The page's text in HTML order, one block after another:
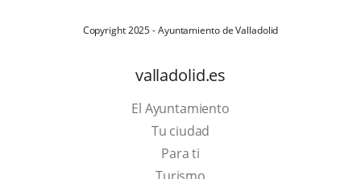
Copyright 2025 - Ayuntamiento de Valladolid
valladolid.es
El Ayuntamiento
Tu ciudad
Para ti
This